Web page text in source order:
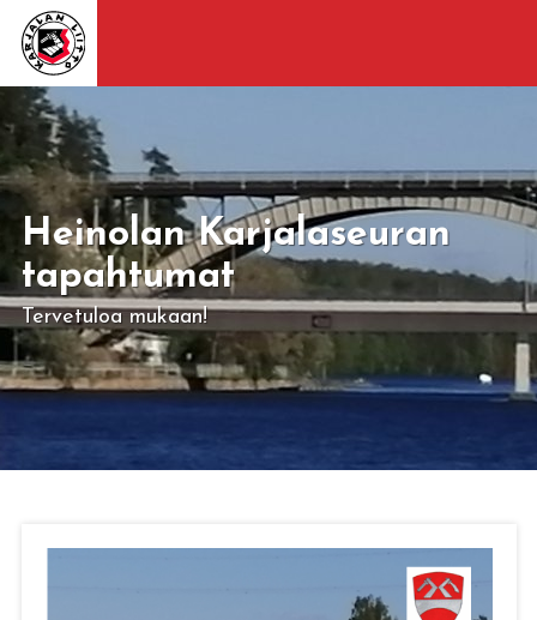
Heinolan Karjalaseuran
tapahtumat
Tervetuloa mukaan!